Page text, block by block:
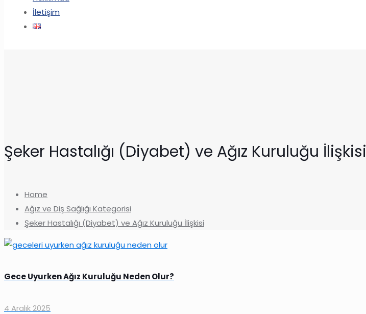
İletişim
Şeker Hastalığı (Diyabet) ve Ağız Kuruluğu İlişkisi
Home
Ağız ve Diş Sağlığı Kategorisi
Şeker Hastalığı (Diyabet) ve Ağız Kuruluğu İlişkisi
Gece Uyurken Ağız Kuruluğu Neden Olur?
4 Aralık 2025